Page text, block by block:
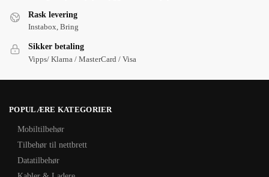
Rask levering
Instabox, Bring
Sikker betaling
Vipps/ Klarna / MasterCard / Visa
POPULÆRE KATEGORIER
Mobiltilbehør
Tilbehør til nettbrett
Datatilbehør